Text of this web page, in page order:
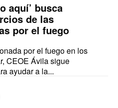
aquí’ busca
de las
por el fuego
por el fuego en los
CEOE Ávila sigue
ayudar a la...